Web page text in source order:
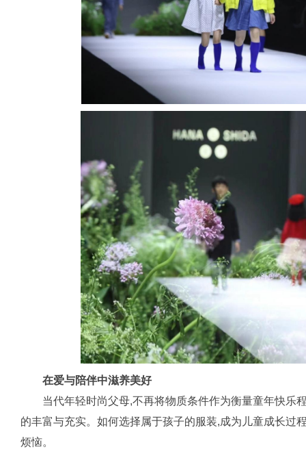
在爱与陪伴中滋养美好
当代年轻时尚父母,不再将物质条件作为衡量童年快乐
的丰富与充实。如何选择属于孩子的服装,成为儿童成长过
烦恼。